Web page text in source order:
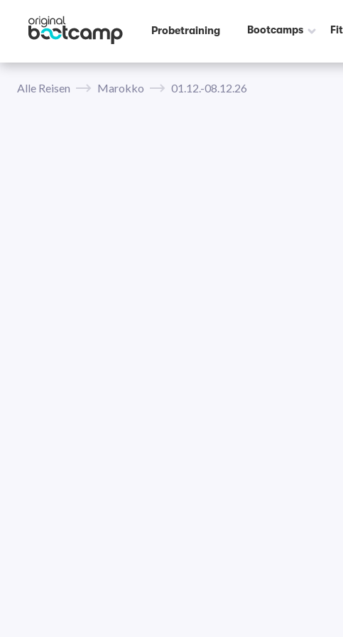
Probetraining Bootcamps
Alle Reisen Marokko 01.12.-08.12.26